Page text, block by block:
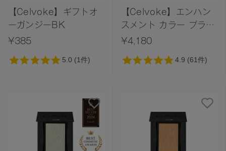
【Celvoke】ギフトオ
ーガンジーBK
¥385
【Celvoke】エンハン
スメント カラー プライ
マー＜全3色＞
¥4,180